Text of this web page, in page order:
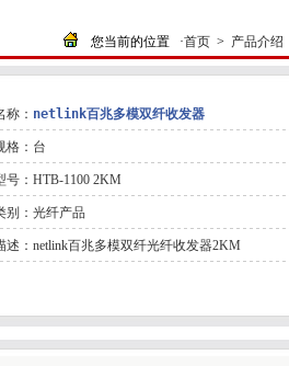
您当前的位置 ·首页> 产品介绍
称： netlink百兆多模双纤收发器
格：台
号：HTB-1100 2KM
别：光纤产品
述：netlink百兆多模双纤光纤收发器2KM